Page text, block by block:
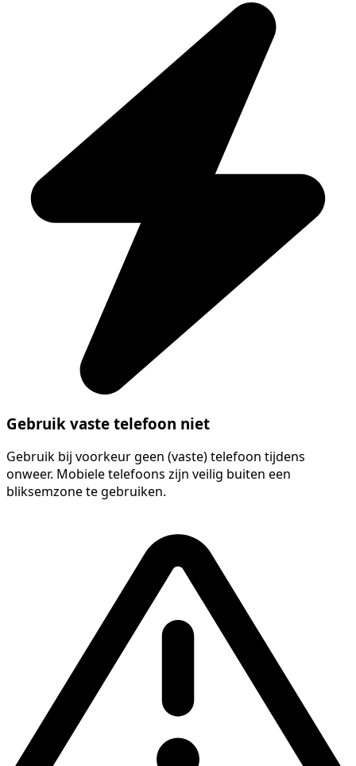
Gebruik vaste telefoon niet
Gebruik bij voorkeur geen (vaste) telefoon tijdens
onweer. Mobiele telefoons zijn veilig buiten een
bliksemzone te gebruiken.